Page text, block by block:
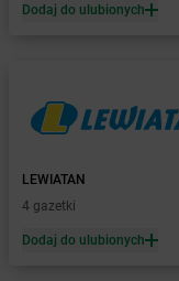
Żabka Bełchatów
Żabka Bestwina
Żabka
Bestwinka
Żabka BG1
Żabka Biała
Żabka
Biała Druga
Dodaj do ulubionych
LEWIATAN
4 gazetki
Dodaj do ulubionych